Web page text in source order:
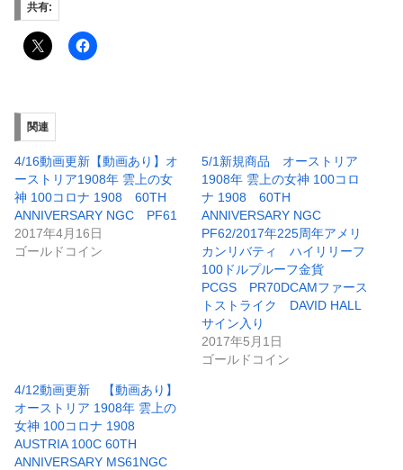
共有:
関連
4/16動画更新【動画あり】オ
ーストリア1908年 雲上の女
神 100コロナ 1908 60TH
ANNIVERSARY NGC PF61
2017年4月16日
ゴールドコイン
5/1新規商品 オーストリア
1908年 雲上の女神 100コロ
ナ 1908 60TH
ANNIVERSARY NGC
PF62/2017年225周年アメリ
カンリバティ ハイリリーフ
100ドルプルーフ金貨
PCGS PR70DCAMファース
トストライク DAVID HALL
サイン入り
2017年5月1日
ゴールドコイン
4/12動画更新 【動画あり】
オーストリア 1908年 雲上の
女神 100コロナ 1908
AUSTRIA 100C 60TH
ANNIVERSARY MS61NGC